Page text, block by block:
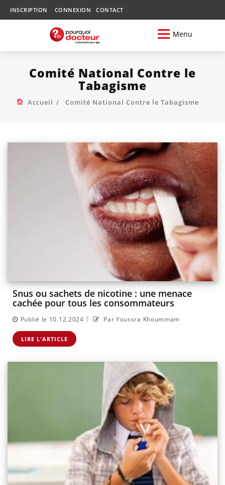
INSCRIPTION CONNEXION CONTACT
Menu
Comité National Contre le
Tabagisme
Accueil Comité National Contre le Tabagisme
Snus ou sachets de nicotine : une menace
cachée pour tous les consommateurs
Publié le 10.12.2024 | Par Youssra Khoummam
LIRE L'ARTICLE